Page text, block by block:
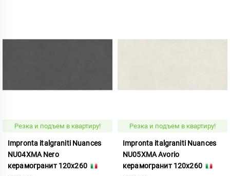
Резка и подъем в квартиру!
Impronta italgraniti Nuances
NU04XMA Nero
керамогранит 120x260
Резка и подъем в квартиру!
Impronta italgraniti Nuances
NU05XMA Avorio
керамогранит 120x260